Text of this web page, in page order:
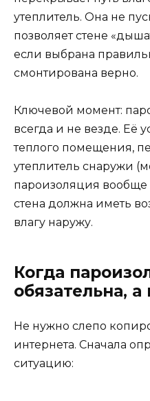
утеплитель. Она не
позволяет стене
если выбрана
смонтирована верно.
Ключевой момент:
всегда и не везде. Её
теплого помещения,
утеплитель снаружи
пароизоляция
стена должна иметь
влагу наружу.
Когда
обязательна, а
Не нужно слепо
интернета. Сначала
ситуацию: